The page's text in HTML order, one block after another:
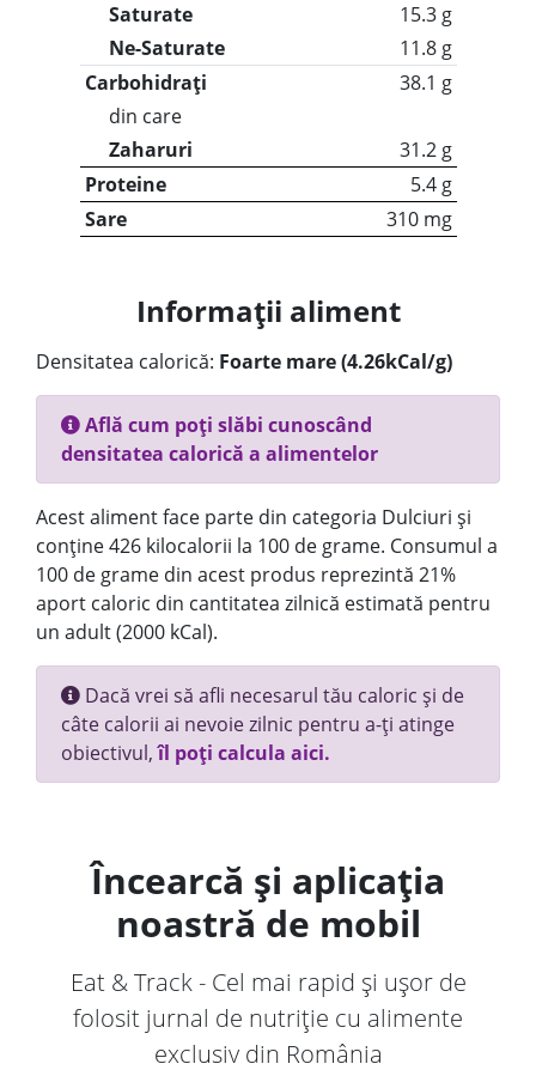
Saturate
15.3 g
Ne-Saturate
11.8 g
Carbohidrați
38.1 g
din care
Zaharuri
31.2 g
Proteine
5.4 g
Sare
310 mg
Informații aliment
Densitatea calorică: Foarte mare (4.26kCal/g)
Află cum poți slăbi cunoscând
densitatea calorică a alimentelor
Acest aliment face parte din categoria Dulciuri și
conține 426 kilocalorii la 100 de grame. Consumul a
100 de grame din acest produs reprezintă 21%
aport caloric din cantitatea zilnică estimată pentru
un adult (2000 kCal).
Dacă vrei să afli necesarul tău caloric și de
câte calorii ai nevoie zilnic pentru a-ți atinge
obiectivul,îl poți calcula aici.
Încearcă și aplicația
noastră de mobil
Eat & Track - Cel mai rapid și ușor de
folosit jurnal de nutriție cu alimente
exclusiv din România